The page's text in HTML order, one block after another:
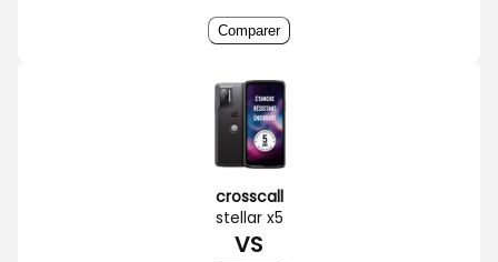
Comparer
crosscall
stellar x5
VS